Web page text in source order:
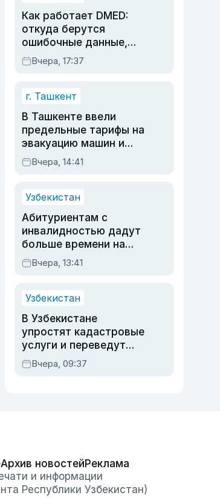
Как работает DMED:
откуда берутся
ошибочные данные,
дубли аккаунтов и
очереди по онлайн-
Вчера, 17:37
г. Ташкент
В Ташкенте ввели
предельные тарифы на
эвакуацию машин и
штрафстоянки
Вчера, 14:41
Узбекистан
Абитуриентам с
инвалидностью дадут
больше времени на
вступительных
экзаменах
Вчера, 13:41
Узбекистан
В Узбекистане
упростят кадастровые
услуги и переведут
регистрацию
недвижимости в
Вчера, 09:37
Архив новостейРеклама
и информации
Республики Узбекистан)